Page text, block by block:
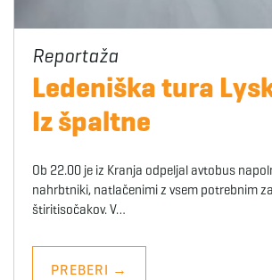
Ledeniška tura
Iz špaltne
Ob 22.00 je iz Kranja odpeljal avtobus
nahrbtniki, natlačenimi z vsem potrebnim
štiritisočakov. V…
PREBERI →